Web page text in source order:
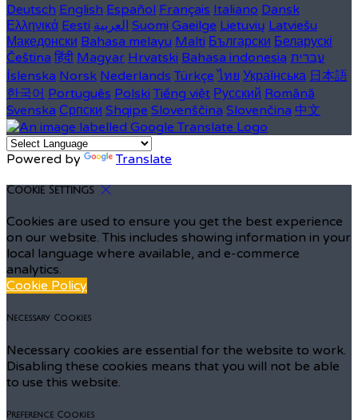
Deutsch English Español Français Italiano Dansk
Ελληνικά Eesti العربية Suomi Gaeilge Lietuvių Latviešu
Македонски Bahasa melayu Malti Български Беларускі
Čeština हिंदी Magyar Hrvatski Bahasa indonesia עברית
Íslenska Norsk Nederlands Türkçe ไทย Українська 日本語
한국어 Português Polski Tiếng việt Русский Română
Svenska Српски Shqipe Slovenščina Slovenčina 中文
Powered by Translate
Cookie Settings
Cookies are used to ensure you get the best experience
on our website. This includes showing information in your
local language where available, and e-commerce
analytics.
Cookie Policy
Necessary Cookies
Necessary cookies are essential for the website to work.
Disabling these cookies means that you will not be able
to use this website.
Preference Cookies